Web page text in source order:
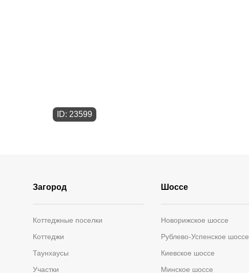
ID: 23599
Загород
Коттеджные поселки
Коттеджи
Таунхаусы
Участки
Шоссе
Новорижское шоссе
Рублево-Успенское шоссе
Киевское шоссе
Минское шоссе